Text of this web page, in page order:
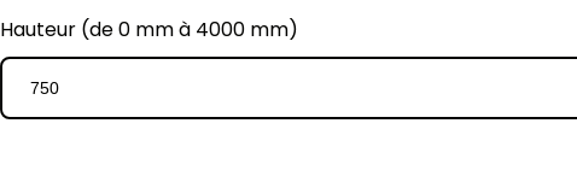
Hauteur (de 0 mm à 4000 mm)